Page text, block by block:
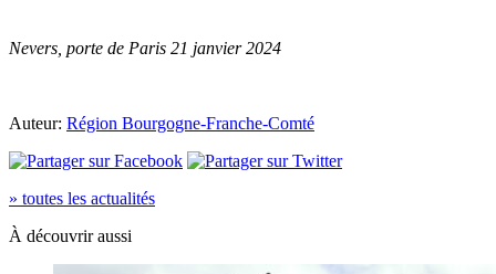
Nevers, porte de Paris 21 janvier 2024
Auteur: Région Bourgogne-Franche-Comté
» toutes les actualités
À découvrir aussi